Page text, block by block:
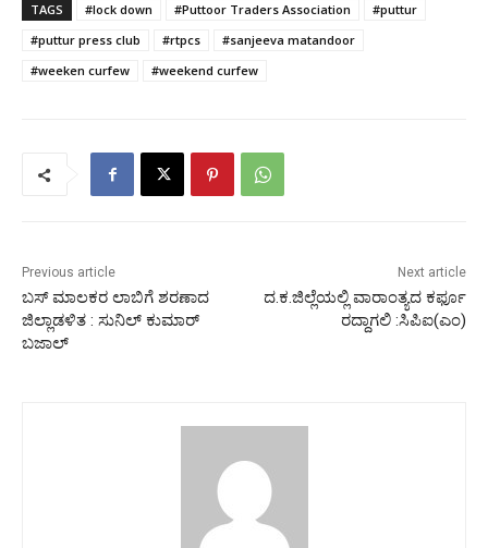
TAGS #lock down #Puttoor Traders Association
#puttur
#puttur press club
#rtpcs
#sanjeeva matandoor
#weeken curfew
#weekend curfew
Previous article
ಬಸ್ ಮಾಲಕರ ಲಾಬಿಗೆ ಶರಣಾದ
ಜಿಲ್ಲಾಡಳಿತ : ಸುನಿಲ್ ಕುಮಾರ್
ಬಜಾಲ್
Next article
ದ.ಕ.ಜಿಲ್ಲೆಯಲ್ಲಿ ವಾರಾಂತ್ಯದ ಕರ್ಫೂ
ರದ್ದಾಗಲಿ :ಸಿಪಿಐ(ಎಂ)